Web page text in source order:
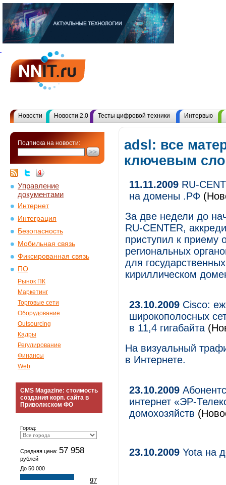
Новости Новости 2.0 Тесты цифровой техники Интервью
Подписка на новости:
Управление
документами
Интернет
Интеграция
Безопасность
Мобильная связь
Фиксированная связь
ПО
Рынок ПК
Маркетинг
Торговые сети
Оборудование
Outsourcing
Кадры
Регулирование
Финансы
Web
CMS Magazine: стоимость
создания корп. сайта в
Приволжском ФО
Город:
Средняя цена: 57 958
рублей
До 50 000
97
adsl: все
ключевым
11.11.2009 RU-
на домены .РФ
За две недели до
RU-CENTER,
приступил к приему
региональных
для
кириллическом
23.10.2009 Cisco:
широкополосных
в 11,4 гигабайта
На визуальный
в Интернете.
23.10.2009
интернет «ЭР-
домохозяйств
23.10.2009 Yota на